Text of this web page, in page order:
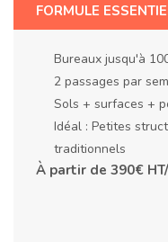
FORMULE
Bureaux jusqu'à
2 passages par
Sols + surfaces +
Idéal : Petites
traditionnels
À partir de 390€